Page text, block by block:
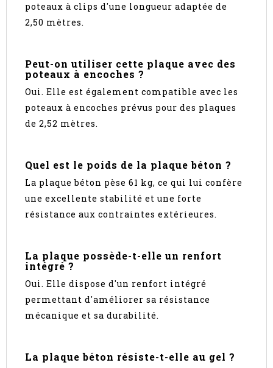
poteaux à clips d'une longueur adaptée de
2,50 mètres.
Peut-on utiliser cette plaque avec des
poteaux à encoches ?
Oui. Elle est également compatible avec les
poteaux à encoches prévus pour des plaques
de 2,52 mètres.
Quel est le poids de la plaque béton ?
La plaque béton pèse 61 kg, ce qui lui confère
une excellente stabilité et une forte
résistance aux contraintes extérieures.
La plaque possède-t-elle un renfort
intégré ?
Oui. Elle dispose d'un renfort intégré
permettant d'améliorer sa résistance
mécanique et sa durabilité.
La plaque béton résiste-t-elle au gel ?